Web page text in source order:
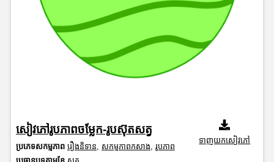
សៀវភៅរូបភាពចម្លែក-រូបស៊ុតសត្វ
ប្រភេទសកម្មភាព រឿងនិទាន, សកម្មភាពកសាង, រូបភាព
ទាញយកសៀវភៅ